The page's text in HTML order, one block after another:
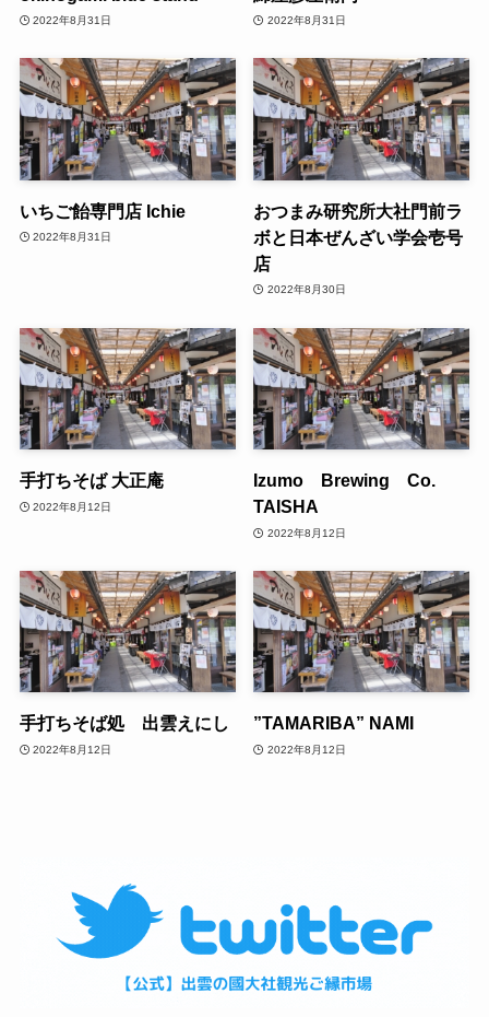
2022年8月31日 2022年8月31日
いちご飴専門店 Ichie
2022年8月31日
おつまみ研究所大社門前ラ
ボと日本ぜんざい学会壱号
店
2022年8月30日
手打ちそば 大正庵
2022年8月12日
Izumo Brewing Co.
TAISHA
2022年8月12日
手打ちそば処 出雲えにし
2022年8月12日
”TAMARIBA” NAMI
2022年8月12日